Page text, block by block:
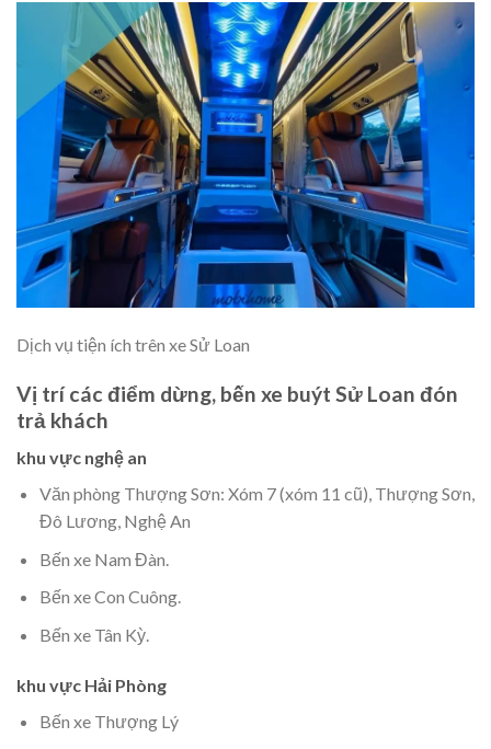
Dịch vụ tiện ích trên xe Sử Loan
Vị trí các điểm dừng, bến xe buýt Sử Loan đón
trả khách
khu vực nghệ an
Văn phòng Thượng Sơn: Xóm 7 (xóm 11 cũ), Thượng Sơn,
Đô Lương, Nghệ An
Bến xe Nam Đàn.
Bến xe Con Cuông.
Bến xe Tân Kỳ.
khu vực Hải Phòng
Bến xe Thượng Lý